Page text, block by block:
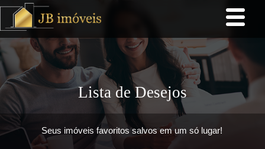
Lista de Desejos
Seus imóveis favoritos salvos em um só lugar!